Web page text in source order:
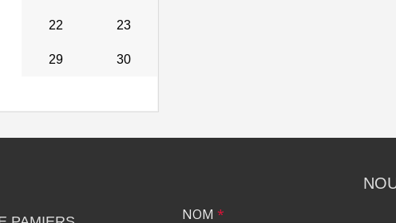
22 23
29 30
NOM *